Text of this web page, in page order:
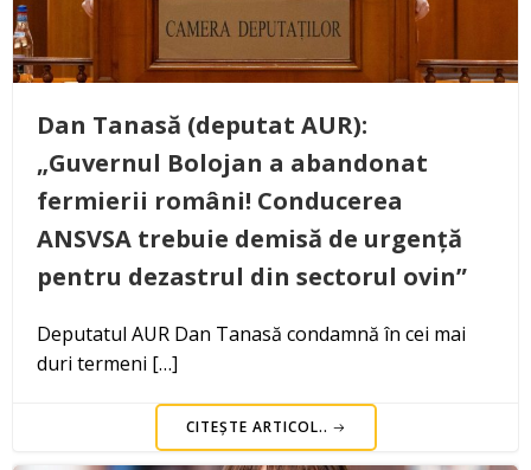
Dan Tanasă (deputat AUR):
„Guvernul Bolojan a abandonat
fermierii români! Conducerea
ANSVSA trebuie demisă de urgență
pentru dezastrul din sectorul ovin”
Deputatul AUR Dan Tanasă condamnă în cei mai
duri termeni […]
CITEȘTE ARTICOL..